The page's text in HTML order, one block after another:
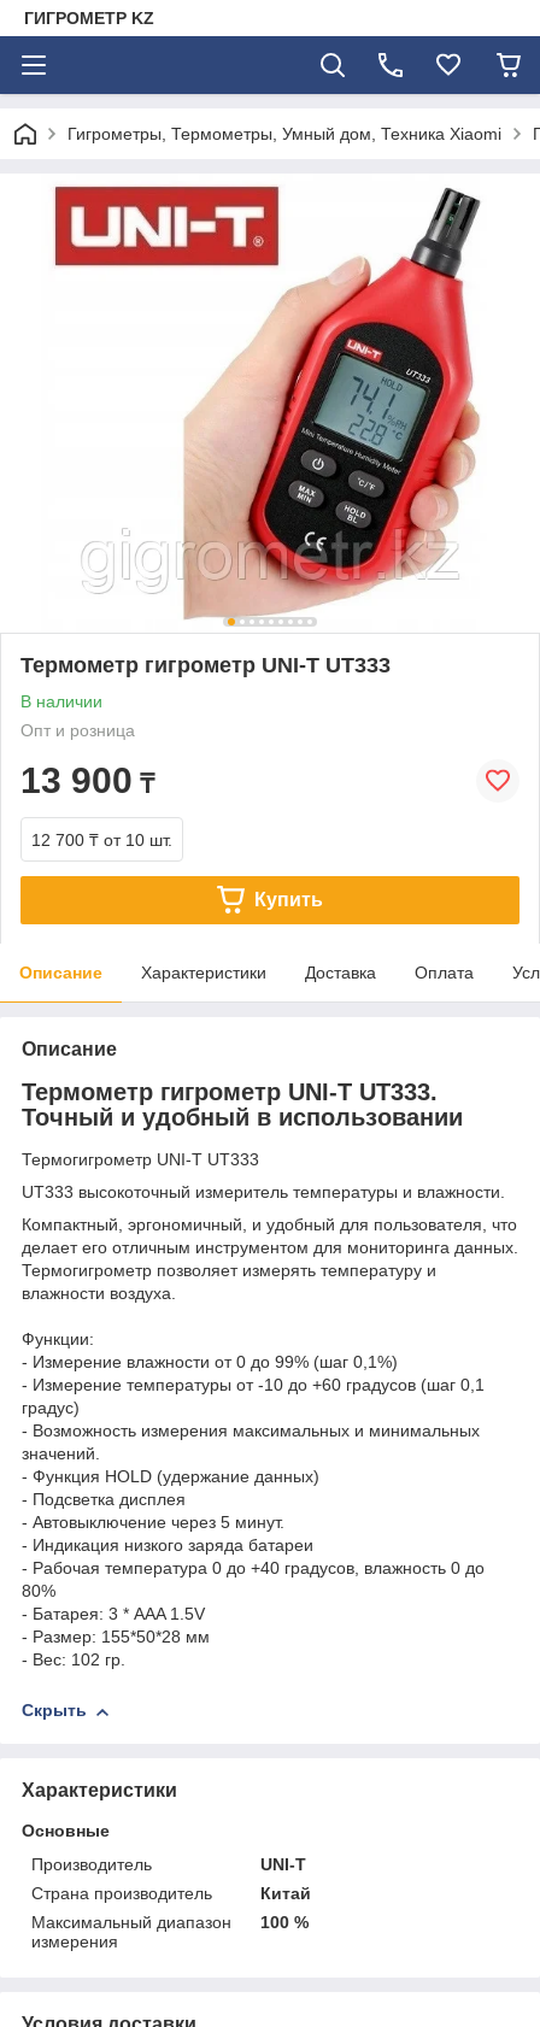
ГИГРОМЕТР KZ
Гигрометры, Термометры, Умный дом, Техника Xiaomi
Термометр гигрометр UNI-T UT333
В наличии
Опт и розница
13 900 ₸
12 700 ₸ от 10 шт.
Купить
Описание Характеристики Доставка Оплата
Описание
Термометр гигрометр UNI-T UT333.
Точный и удобный в использовании
Термогигрометр UNI-T UT333
UT333 высокоточный измеритель температуры и влажности.
Компактный, эргономичный, и удобный для пользователя, что
делает его отличным инструментом для мониторинга данных.
Термогигрометр позволяет измерять температуру и
влажности воздуха.
Функции:
- Измерение влажности от 0 до 99% (шаг 0,1%)
- Измерение температуры от -10 до +60 градусов (шаг 0,1
градус)
- Возможность измерения максимальных и минимальных
значений.
- Функция HOLD (удержание данных)
- Подсветка дисплея
- Автовыключение через 5 минут.
- Индикация низкого заряда батареи
- Рабочая температура 0 до +40 градусов, влажность 0 до
80%
- Батарея: 3 * AAA 1.5V
- Размер: 155*50*28 мм
- Вес: 102 гр.
Скрыть
Характеристики
Основные
Производитель
UNI-T
Страна производитель
Китай
Максимальный диапазон
измерения
100 %